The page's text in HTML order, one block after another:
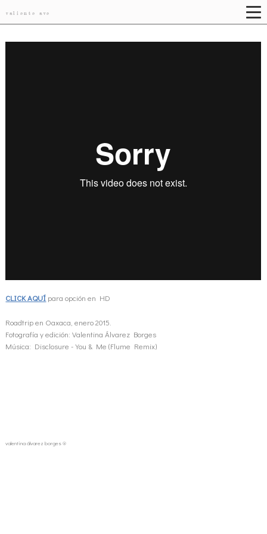
valiente ave
CLICK AQUÍ para opción en HD
Roadtrip en Oaxaca, enero 2015.
Fotografía y edición: Valentina Álvarez Borges
Música: Disclosure - You & Me (Flume Remix)
valentina álvarez borges ®